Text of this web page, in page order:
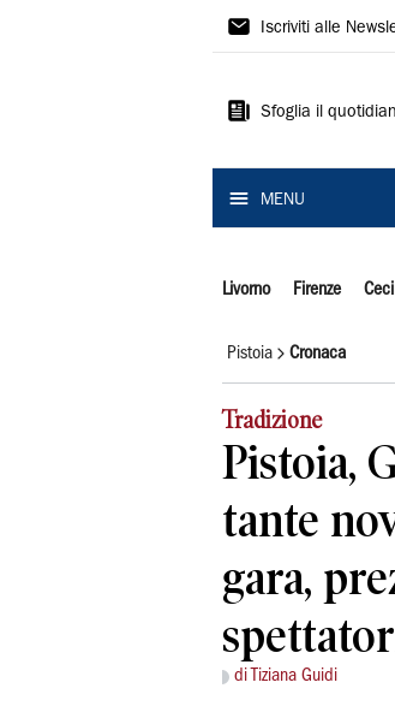
Il
Iscriviti alle
Sfoglia il
MENU
Livorno Firenze
Pistoia Cronaca
Tradizione
Pistoia,
tante
gara,
di Tiziana Guidi